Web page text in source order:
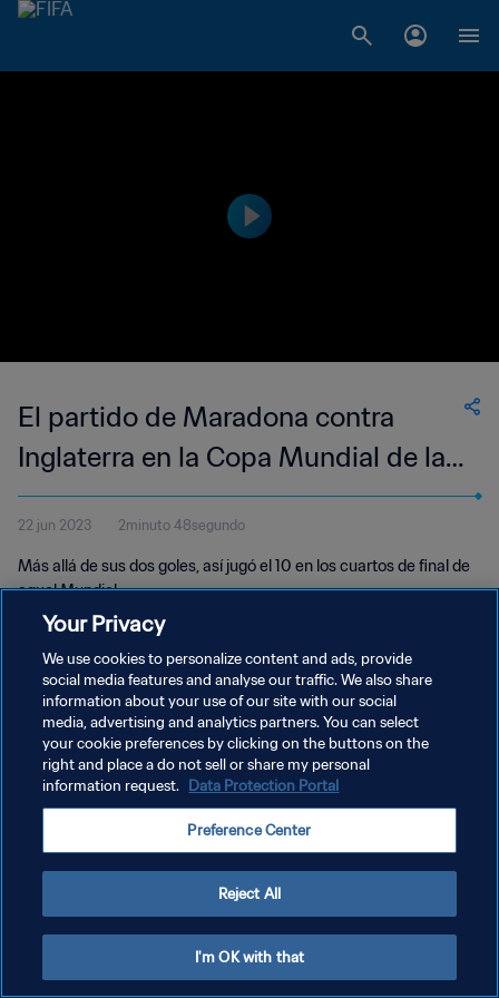
El partido de Maradona contra
Inglaterra en la Copa Mundial de la
FIFA México 1986
22 jun 2023 2minuto 48segundo
Más allá de sus dos goles, así jugó el 10 en los cuartos de final de
aquel Mundial.
POLÍTICA DE PRIVACIDAD
TÉRMINOS DE SERVICIO
AJUSTAR LA CONFIGURACIÓN DE LAS COOKIES
Your Privacy
We use cookies to personalize content and ads, provide
social media features and analyse our traffic. We also share
information about your use of our site with our social
media, advertising and analytics partners. You can select
your cookie preferences by clicking on the buttons on the
right and place a do not sell or share my personal
information request. Data Protection Portal
Preference Center
Reject All
I'm OK with that